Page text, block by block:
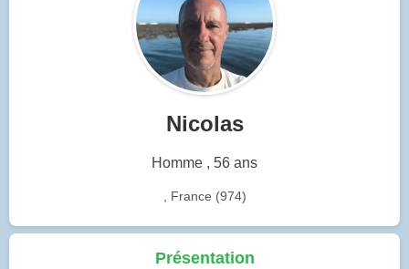
Nicolas
Homme , 56 ans
, France (974)
Présentation